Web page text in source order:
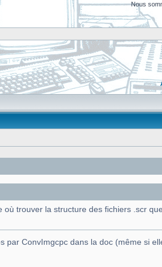
Nous
trouver la structure des fichiers .scr
ConvImgcpc dans la doc (même si